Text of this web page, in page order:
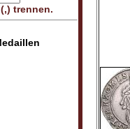
trennen.